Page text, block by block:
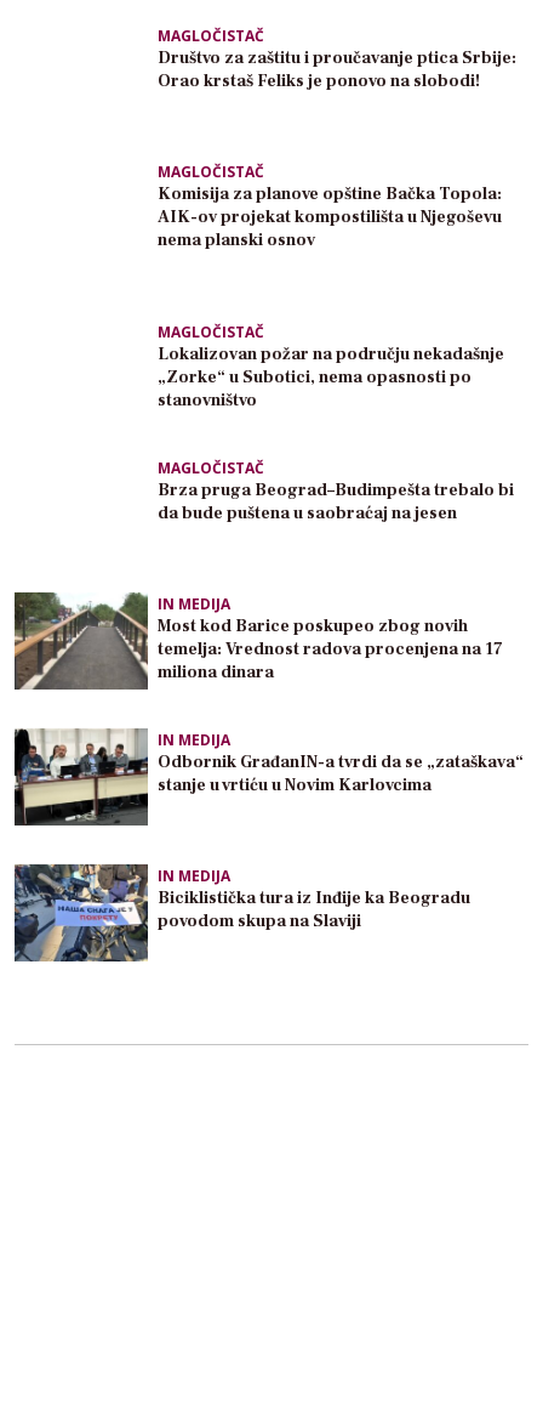
MAGLOČISTAČ
Društvo za zaštitu i proučavanje ptica Srbije:
Orao krstaš Feliks je ponovo na slobodi!
MAGLOČISTAČ
Komisija za planove opštine Bačka Topola:
AIK-ov projekat kompostilišta u Njegoševu
nema planski osnov
MAGLOČISTAČ
Lokalizovan požar na području nekadašnje
„Zorke“ u Subotici, nema opasnosti po
stanovništvo
MAGLOČISTAČ
Brza pruga Beograd–Budimpešta trebalo bi
da bude puštena u saobraćaj na jesen
IN MEDIJA
Most kod Barice poskupeo zbog novih
temelja: Vrednost radova procenjena na 17
miliona dinara
IN MEDIJA
Odbornik GrađanIN-a tvrdi da se „zataškava“
stanje u vrtiću u Novim Karlovcima
IN MEDIJA
Biciklistička tura iz Inđije ka Beogradu
povodom skupa na Slaviji